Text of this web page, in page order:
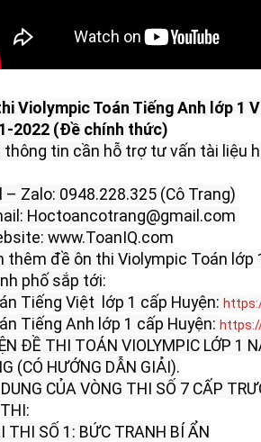
Violympic Toán Tiếng Anh lớp 1
2022 (Đề chính thức)
– Zalo: 0948.228.325 (Cô Trang)
Hoctoancotrang@gmail.com
www.ToanIQ.com
thêm đề ôn thi Violympic Toán lớp
phố sắp tới:
Tiếng Việt  lớp 1 cấp Huyện:
Tiếng Anh lớp 1 cấp Huyện:
ĐỀ THI TOÁN VIOLYMPIC LỚP 1
(CÓ HƯỚNG DẪN GIẢI).
CỦA VÒNG THI SỐ 7 CẤP
THI SỐ 1: BỨC TRANH BÍ ẨN